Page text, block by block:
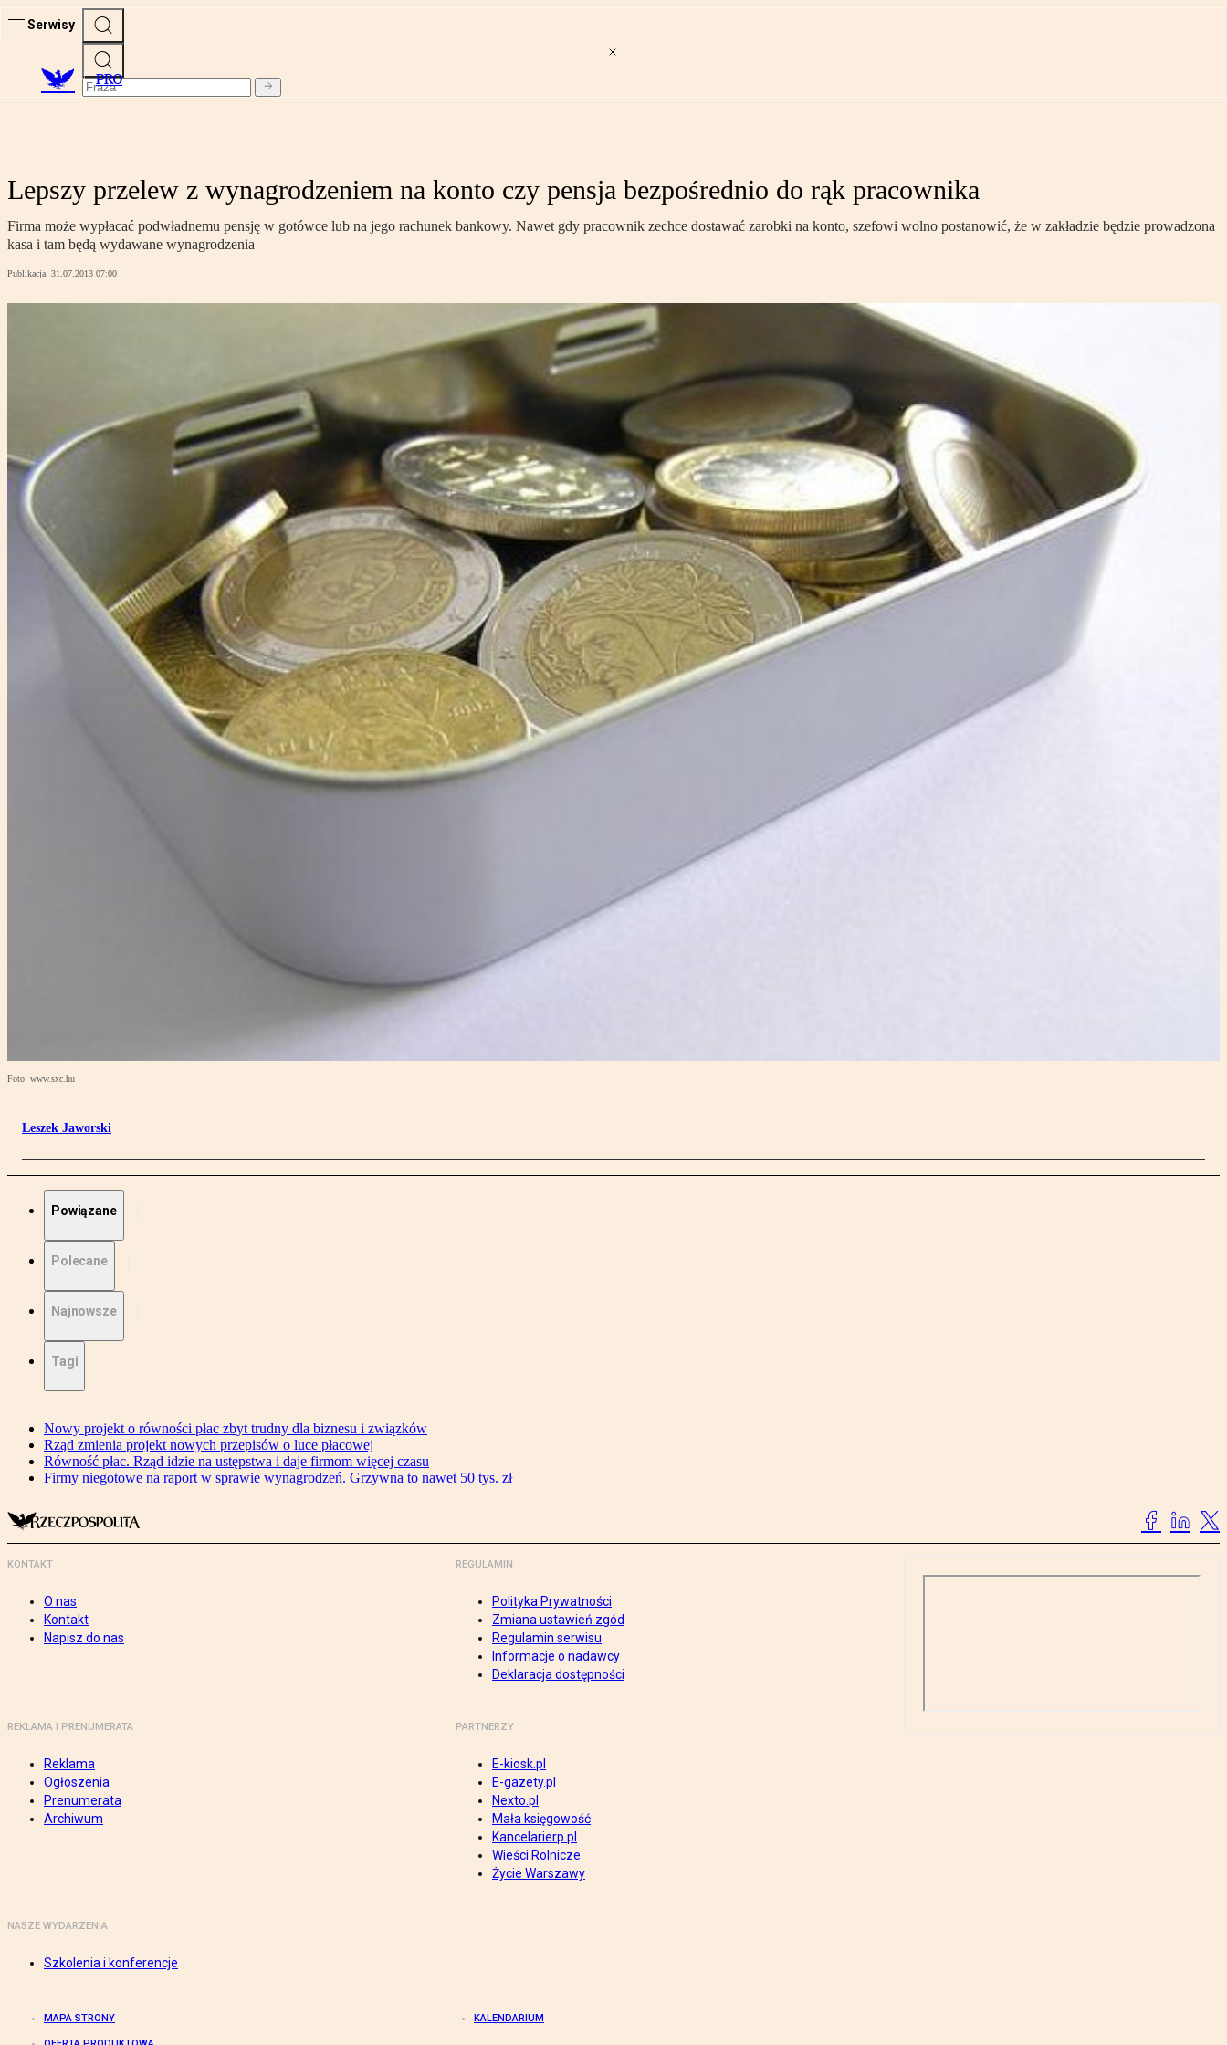
Serwisy
PRO
Lepszy przelew z wynagrodzeniem na konto czy pensja bezpośrednio do rąk pracownika
Firma może wypłacać podwładnemu pensję w gotówce lub na jego rachunek bankowy. Nawet gdy pracownik zechce dostawać zarobki na konto, szefowi wolno postanowić, że w zakładzie będzie prowadzona
kasa i tam będą wydawane wynagrodzenia
Publikacja: 31.07.2013 07:00
Foto: www.sxc.hu
Leszek Jaworski
Powiązane
Polecane
Najnowsze
Tagi
Nowy projekt o równości płac zbyt trudny dla biznesu i związków
Rząd zmienia projekt nowych przepisów o luce płacowej
Równość płac. Rząd idzie na ustępstwa i daje firmom więcej czasu
Firmy niegotowe na raport w sprawie wynagrodzeń. Grzywna to nawet 50 tys. zł
KONTAKT
O nas
Kontakt
Napisz do nas
REGULAMIN
Polityka Prywatności
Zmiana ustawień zgód
Regulamin serwisu
Informacje o nadawcy
Deklaracja dostępności
REKLAMA I PRENUMERATA
Reklama
Ogłoszenia
Prenumerata
Archiwum
PARTNERZY
E-kiosk.pl
E-gazety.pl
Nexto.pl
Mała księgowość
Kancelarierp.pl
Wieści Rolnicze
Życie Warszawy
NASZE WYDARZENIA
Szkolenia i konferencje
MAPA STRONY KALENDARIUM